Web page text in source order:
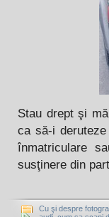
Stau drept şi
ca să-i
înmatriculare
susţinere din
Cu şi despre